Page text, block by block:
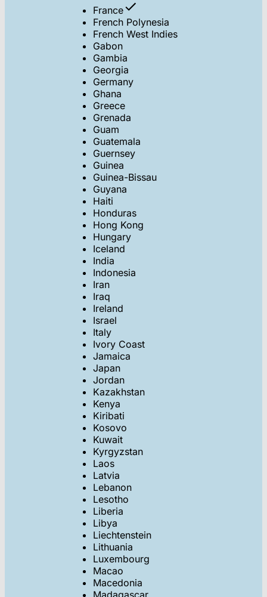
France
French Polynesia
French West Indies
Gabon
Gambia
Georgia
Germany
Ghana
Greece
Grenada
Guam
Guatemala
Guernsey
Guinea
Guinea-Bissau
Guyana
Haiti
Honduras
Hong Kong
Hungary
Iceland
India
Indonesia
Iran
Iraq
Ireland
Israel
Italy
Ivory Coast
Jamaica
Japan
Jordan
Kazakhstan
Kenya
Kiribati
Kosovo
Kuwait
Kyrgyzstan
Laos
Latvia
Lebanon
Lesotho
Liberia
Libya
Liechtenstein
Lithuania
Luxembourg
Macao
Macedonia
Madagascar